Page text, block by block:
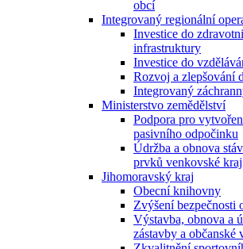
obcí
Integrovaný regionální
Investice do
infrastruktury
Investice do
Rozvoj a zlepšování
Integrovaný
Ministerstvo zemědělství
Podpora pro
pasivního odpočinku
Údržba a obnova
prvků venkovské
Jihomoravský kraj
Obecní knihovny
Zvýšení bezpečnosti
Výstavba, obnova a
zástavby a občanské